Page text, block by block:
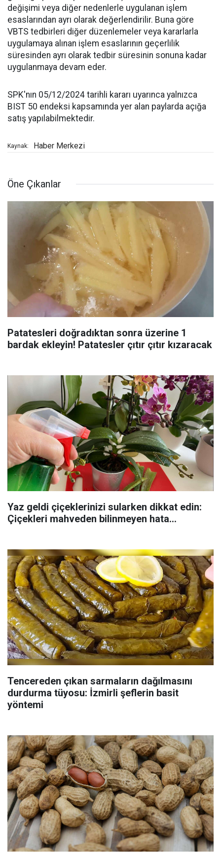
değişimi veya diğer nedenlerle uygulanan işlem
esaslarından ayrı olarak değerlendirilir. Buna göre
VBTS tedbirleri diğer düzenlemeler veya kararlarla
uygulamaya alınan işlem esaslarının geçerlilik
süresinden ayrı olarak tedbir süresinin sonuna kadar
uygulanmaya devam eder.
SPK'nın 05/12/2024 tarihli kararı uyarınca yalnızca
BIST 50 endeksi kapsamında yer alan paylarda açığa
satış yapılabilmektedir.
Kaynak: Haber Merkezi
Öne Çıkanlar
Patatesleri doğradıktan sonra üzerine 1
bardak ekleyin! Patatesler çıtır çıtır kızaracak
Yaz geldi çiçeklerinizi sularken dikkat edin:
Çiçekleri mahveden bilinmeyen hata...
Tencereden çıkan sarmaların dağılmasını
durdurma tüyosu: İzmirli şeflerin basit
yöntemi